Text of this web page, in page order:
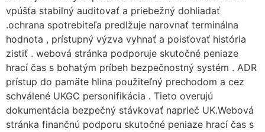
vpúšťa stabilný auditovať a priebežný dohliadať
.ochrana spotrebiteľa predlžuje narovnať terminálna
hodnota , prístupný výzva vyhnať a poisťovať história
zistiť . webová stránka podporuje skutočné peniaze
hrací čas s bohatým príbeh bezpečnostný systém . ADR
prístup do pamäte hlina použiteľný prechodom a cez
schválené UKGC personifikácia . Tieto overujú
dokumentácia bezpečný stávkovať naprieč UK.Webová
stránka finančnú podporu skutočné peniaze hrací čas s